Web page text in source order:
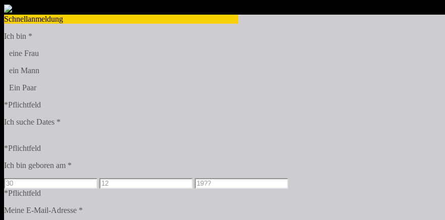
Schnellanmeldung
Ich bin *
eine Frau
ein Mann
Ein Paar
*Pflichtfeld
Ich suche Dates *
*Pflichtfeld
Ich bin geboren am *
*Pflichtfeld
Meine E-Mail-Adresse *